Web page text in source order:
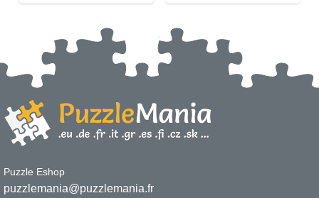
Puzzle Eshop
puzzlemania@puzzlemania.fr